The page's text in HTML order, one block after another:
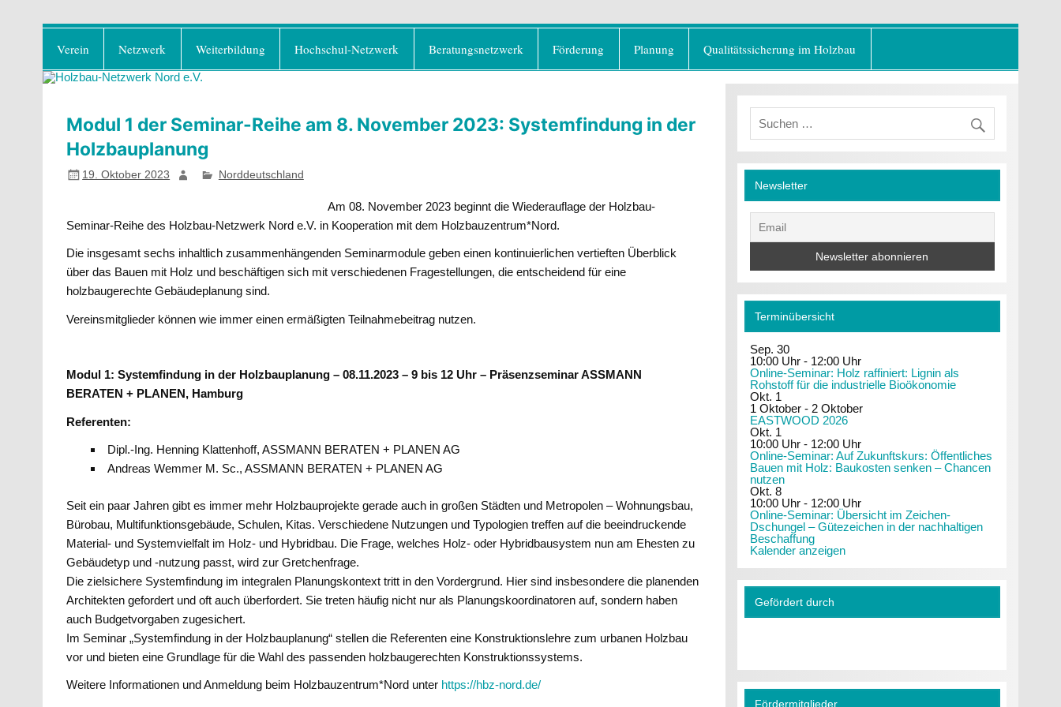
Holzbau-Netzwerk Nord e.V.
Förderung von Bildung im Themenfeld "Holz als klimafreundlicher und ressourcenschonender Baustoff"
Verein Netzwerk Weiterbildung Hochschul-Netzwerk Beratungsnetzwerk Förderung Planung Qualitätssicherung im Holzbau
Modul 1 der Seminar-Reihe am 8. November 2023: Systemfindung in der
Holzbauplanung
19. Oktober 2023 Norddeutschland
Am 08. November 2023 beginnt die Wiederauflage der Holzbau-
Seminar-Reihe des Holzbau-Netzwerk Nord e.V. in Kooperation mit dem Holzbauzentrum*Nord.
Die insgesamt sechs inhaltlich zusammenhängenden Seminarmodule geben einen kontinuierlichen vertieften Überblick
über das Bauen mit Holz und beschäftigen sich mit verschiedenen Fragestellungen, die entscheidend für eine
holzbaugerechte Gebäudeplanung sind.
Vereinsmitglieder können wie immer einen ermäßigten Teilnahmebeitrag nutzen.
Modul 1: Systemfindung in der Holzbauplanung – 08.11.2023 – 9 bis 12 Uhr – Präsenzseminar ASSMANN
BERATEN + PLANEN, Hamburg
Referenten:
Dipl.-Ing. Henning Klattenhoff, ASSMANN BERATEN + PLANEN AG
Andreas Wemmer M. Sc., ASSMANN BERATEN + PLANEN AG
Seit ein paar Jahren gibt es immer mehr Holzbauprojekte gerade auch in großen Städten und Metropolen – Wohnungsbau,
Bürobau, Multifunktionsgebäude, Schulen, Kitas. Verschiedene Nutzungen und Typologien treffen auf die beeindruckende
Material- und Systemvielfalt im Holz- und Hybridbau. Die Frage, welches Holz- oder Hybridbausystem nun am Ehesten zu
Gebäudetyp und -nutzung passt, wird zur Gretchenfrage.
Die zielsichere Systemfindung im integralen Planungskontext tritt in den Vordergrund. Hier sind insbesondere die planenden
Architekten gefordert und oft auch überfordert. Sie treten häufig nicht nur als Planungskoordinatoren auf, sondern haben
auch Budgetvorgaben zugesichert.
Im Seminar „Systemfindung in der Holzbauplanung“ stellen die Referenten eine Konstruktionslehre zum urbanen Holzbau
vor und bieten eine Grundlage für die Wahl des passenden holzbaugerechten Konstruktionssystems.
Weitere Informationen und Anmeldung beim Holzbauzentrum*Nord unter https://hbz-nord.de/
Newsletter
Terminübersicht
Sep. 30
10:00 Uhr- 12:00 Uhr
Online-Seminar: Holz raffiniert: Lignin als
Rohstoff für die industrielle Bioökonomie
Okt. 1
1 Oktober- 2 Oktober
EASTWOOD 2026
Okt. 1
10:00 Uhr- 12:00 Uhr
Online-Seminar: Auf Zukunftskurs: Öffentliches
Bauen mit Holz: Baukosten senken – Chancen
nutzen
Okt. 8
10:00 Uhr- 12:00 Uhr
Online-Seminar: Übersicht im Zeichen-
Dschungel – Gütezeichen in der nachhaltigen
Beschaffung
Kalender anzeigen
Gefördert durch
Fördermitglieder